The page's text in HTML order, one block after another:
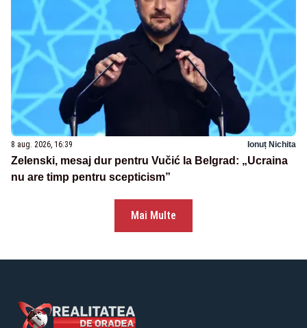
8 aug. 2026, 16:39 Ionuț Nichita
Zelenski, mesaj dur pentru Vučić la Belgrad: „Ucraina
nu are timp pentru scepticism”
Mai Multe